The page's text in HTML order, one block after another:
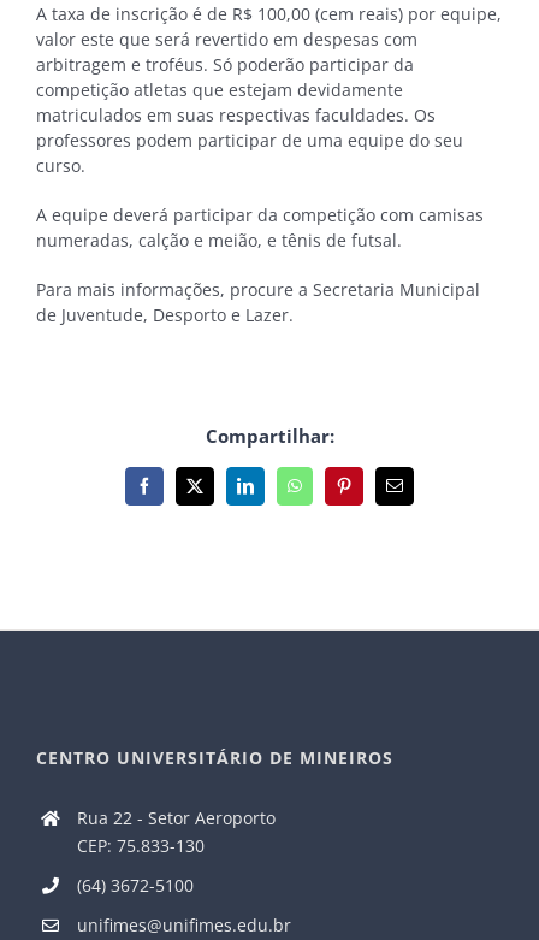
A taxa de inscrição é de R$ 100,00 (cem reais) por equipe,
valor este que será revertido em despesas com
arbitragem e troféus. Só poderão participar da
competição atletas que estejam devidamente
matriculados em suas respectivas faculdades. Os
professores podem participar de uma equipe do seu
curso.
A equipe deverá participar da competição com camisas
numeradas, calção e meião, e tênis de futsal.
Para mais informações, procure a Secretaria Municipal
de Juventude, Desporto e Lazer.
Compartilhar:
Facebook
X LinkedInWhatsAppPinterest
E-
mail
CENTRO UNIVERSITÁRIO DE MINEIROS
Rua 22 - Setor Aeroporto
CEP: 75.833-130
(64) 3672-5100
unifimes@unifimes.edu.br